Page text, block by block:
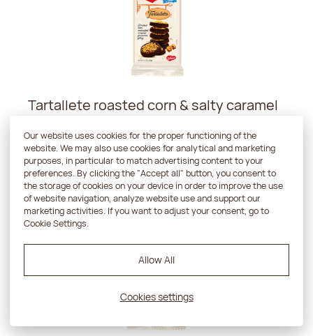
Tartallete roasted corn & salty caramel
Więcej
Our website uses cookies for the proper functioning of the
website. We may also use cookies for analytical and marketing
purposes, in particular to match advertising content to your
preferences. By clicking the "Accept all" button, you consent to
the storage of cookies on your device in order to improve the use
of website navigation, analyze website use and support our
marketing activities. If you want to adjust your consent, go to
Cookie Settings.
Allow All
Cookies settings